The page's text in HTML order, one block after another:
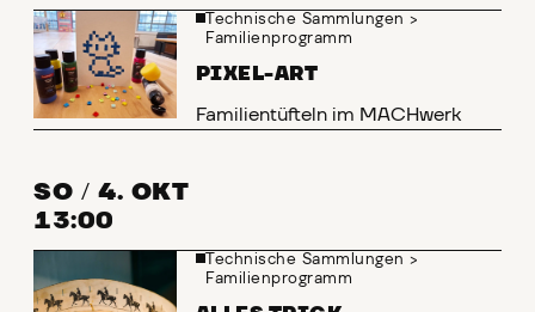
Technische Sammlungen>
Familienprogramm
PIXEL-ART
Familientüfteln im MACHwerk
SO /4. OKT
13:00
Technische Sammlungen>
Familienprogramm